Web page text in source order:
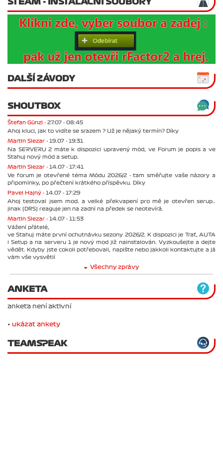
DALŠÍ ZÁVODY
SHOUTBOX
Štefan Günzl - 27.07 - 08:45
Ahoj kluci, jak to vidíte se srazem ? Už je nějaký termín? Díky
Martin Slezar - 19.07 - 19:31
Na SERVERU 2 máte k dispozici upravený mód, ve Forum je popis a ve
Stahuj nový mód a setup.
Martin Slezar - 14.07 - 17:41
Ve forum je otevřené téma Módu 2026/2 - tam směřujte vaše názory a
připomínky, po přečtení krátkého příspěvku. Díky
Pavel Hajný - 14.07 - 17:29
Ahoj testoval jsem mod. a velké překvapení pro mě je otevřen serup..
jinak (DRS) reaguje jen na zadní na předek se neotevírá.
Martin Slezar - 14.07 - 11:53
Vážení přátelé,
ve Stahuj máte první ochutnávku sezony 2026/2. K dispozici je Trať, AUTA
i Setup a na serveru 1 je nový mod již nainstalován. Vyzkoušejte a dejte
vědět. Kdyby jste cokoli potřebovali, napište nebo jakkoli kontaktujte a já
vám vše vysvětlí
Všechny zprávy
ANKETA
anketa není aktivní
• ukázat ankety
TEAMSPEAK